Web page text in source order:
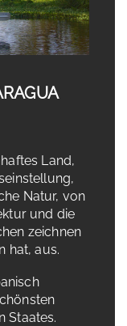
Land,
Natur, von
und die
zeichnen
hat, aus.
Staates.